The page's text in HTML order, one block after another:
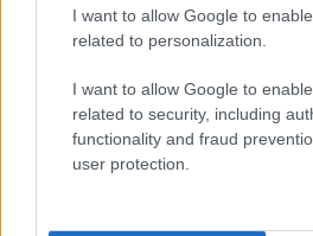
I want to allow Google to
related to personalization.
I want to allow Google to
related to security, including
functionality and fraud
user protection.